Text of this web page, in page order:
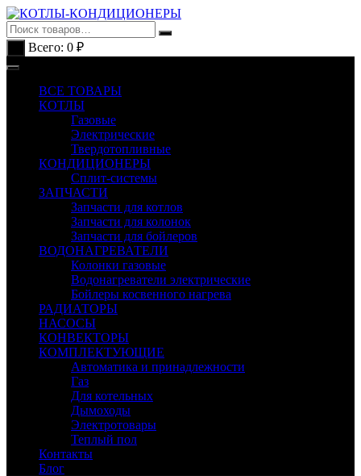
Перейти
к
содержимому
Всего: 0 ₽
ВСЕ ТОВАРЫ
КОТЛЫ
Газовые
Электрические
Твердотопливные
КОНДИЦИОНЕРЫ
Сплит-системы
ЗАПЧАСТИ
Запчасти для котлов
Запчасти для колонок
Запчасти для бойлеров
ВОДОНАГРЕВАТЕЛИ
Колонки газовые
Водонагреватели электрические
Бойлеры косвенного нагрева
РАДИАТОРЫ
НАСОСЫ
КОНВЕКТОРЫ
КОМПЛЕКТУЮЩИЕ
Автоматика и принадлежности
Газ
Для котельных
Дымоходы
Электротовары
Теплый пол
Контакты
Блог